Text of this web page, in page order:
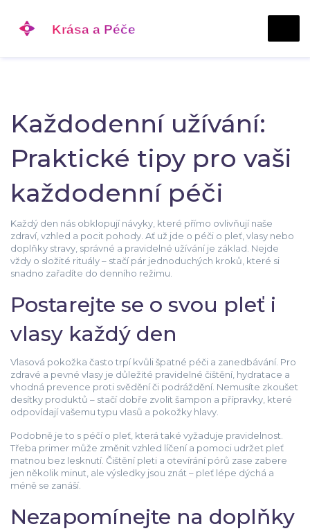
Každodenní užívání:
Praktické tipy pro vaši
každodenní péči
Každý den nás obklopují návyky, které přímo ovlivňují naše
zdraví, vzhled a pocit pohody. Ať už jde o péči o pleť, vlasy nebo
doplňky stravy, správné a pravidelné užívání je základ. Nejde
vždy o složité rituály – stačí pár jednoduchých kroků, které si
snadno zařadíte do denního režimu.
Postarejte se o svou pleť i
vlasy každý den
Vlasová pokožka často trpí kvůli špatné péči a zanedbávání. Pro
zdravé a pevné vlasy je důležité pravidelné čištění, hydratace a
vhodná prevence proti svědění či podráždění. Nemusíte zkoušet
desítky produktů – stačí dobře zvolit šampon a přípravky, které
odpovídají vašemu typu vlasů a pokožky hlavy.
Podobně je to s péčí o pleť, která také vyžaduje pravidelnost.
Třeba primer může změnit vzhled líčení a pomoci udržet pleť
matnou bez lesknutí. Čištění pleti a otevírání pórů zase zabere
jen několik minut, ale výsledky jsou znát – pleť lépe dýchá a
méně se zanáší.
Nezapomínejte na doplňky